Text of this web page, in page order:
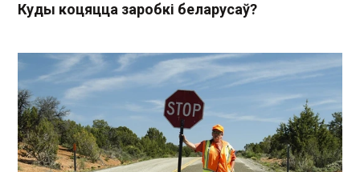
Куды коцяцца заробкі беларусаў?